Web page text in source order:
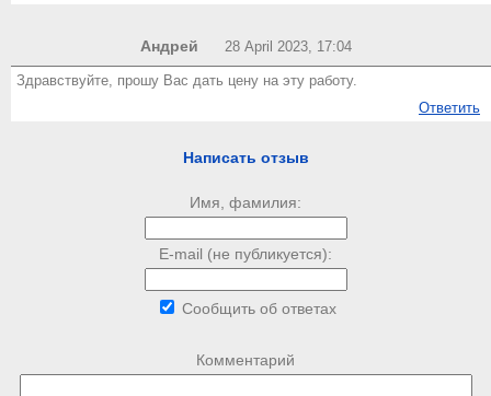
Андрей 28 April 2023, 17:04
Здравствуйте, прошу Вас дать цену на эту работу.
Ответить
Написать отзыв
Имя, фамилия:
E-mail (не публикуется):
Сообщить об ответах
Комментарий